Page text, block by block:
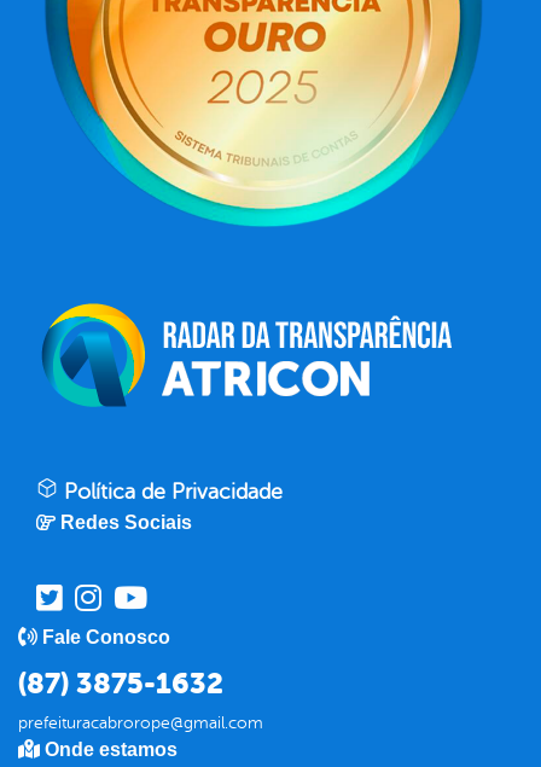
Política de Privacidade
Redes Sociais
Fale Conosco
(87) 3875-1632
prefeituracabrorope@gmail.com
Onde estamos